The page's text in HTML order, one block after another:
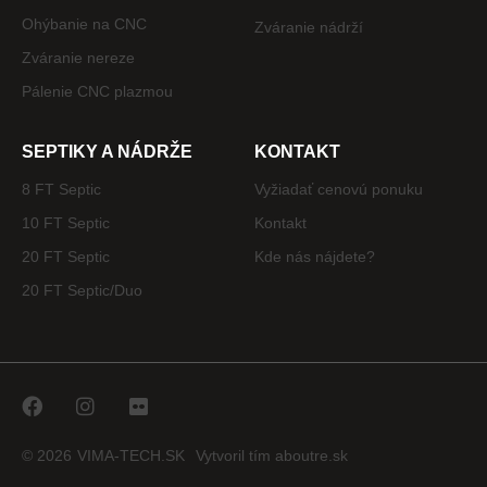
Ohýbanie na CNC
Zváranie nereze
Pálenie CNC plazmou
Zváranie nádrží
SEPTIKY A NÁDRŽE
8 FT Septic
10 FT Septic
20 FT Septic
20 FT Septic/Duo
KONTAKT
Vyžiadať cenovú ponuku
Kontakt
Kde nás nájdete?
© 2026 VIMA-TECH.SK Vytvoril tím aboutre.sk